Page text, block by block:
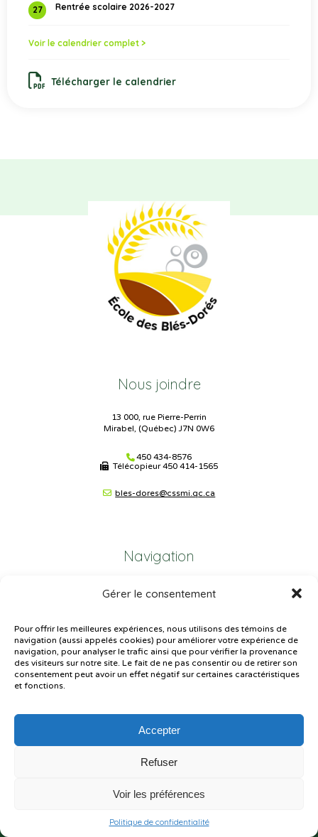
Gérer le consentement
Pour offrir les meilleures expériences, nous utilisons des témoins de
navigation (aussi appelés cookies) pour améliorer votre expérience de
navigation, pour analyser le trafic ainsi que pour vérifier la provenance
des visiteurs sur notre site. Le fait de ne pas consentir ou de retirer son
consentement peut avoir un effet négatif sur certaines caractéristiques
et fonctions.
Accepter
Refuser
Voir les préférences
Politique de confidentialité
27 Rentrée scolaire 2026-2027
Voir le calendrier complet >
Télécharger le calendrier
Nous joindre
13 000, rue Pierre-Perrin
Mirabel, (Québec) J7N 0W6
450 434-8576
Télécopieur450 414-1565
bles-dores@cssmi.qc.ca
Navigation
Plan du site
Plainte – service à l’élève
Politique de confidentialité
Le CSSMI autorise certaines intelligences artificielles contrôlées et
pourraient avoir été utilisés pour soutenir la rédaction de ce contenu.